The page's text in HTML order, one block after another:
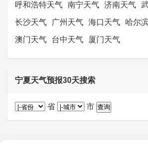
呼和浩特天气 南宁天气 济南天气
长沙天气 广州天气 海口天气 哈尔
澳门天气 台中天气 厦门天气
宁夏天气预报30天搜索
省 市